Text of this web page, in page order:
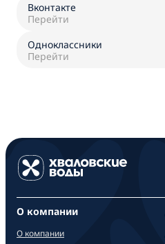
Вконтакте
Перейти
Одноклассники
Перейти
О компании
О компании